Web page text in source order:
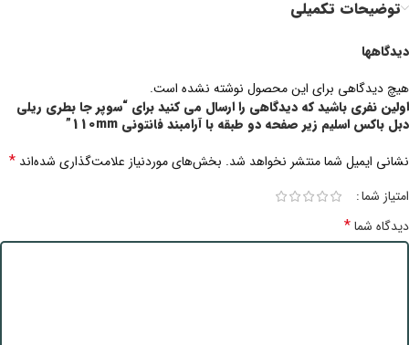
توضیحات تکمیلی
دیدگاهها
هیچ دیدگاهی برای این محصول نوشته نشده است.
اولین نفری باشید که دیدگاهی را ارسال می کنید برای “سوپر جا بطری ریلی
دبل باکس اسلیم زیر صفحه دو طبقه با آرامبند فانتونی 110mm”
نشانی ایمیل شما منتشر نخواهد شد. بخش‌های موردنیاز علامت‌گذاری شده‌اند *
امتیاز شما
دیدگاه شما*